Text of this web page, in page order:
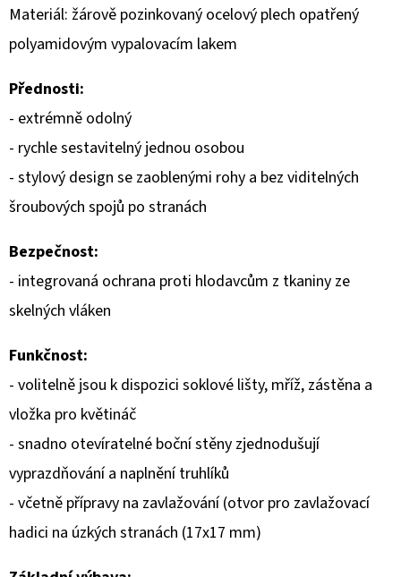
Materiál: žárově pozinkovaný ocelový plech opatřený
polyamidovým vypalovacím lakem
Přednosti:
- extrémně odolný
- rychle sestavitelný jednou osobou
- stylový design se zaoblenými rohy a bez viditelných
šroubových spojů po stranách
Bezpečnost:
- integrovaná ochrana proti hlodavcům z tkaniny ze
skelných vláken
Funkčnost:
- volitelně jsou k dispozici soklové lišty, mříž, zástěna a
vložka pro květináč
- snadno otevíratelné boční stěny zjednodušují
vyprazdňování a naplnění truhlíků
- včetně přípravy na zavlažování (otvor pro zavlažovací
hadici na úzkých stranách (17x17 mm)
HLEDAT
D
O
P
O
R
Č
U
J
E
E